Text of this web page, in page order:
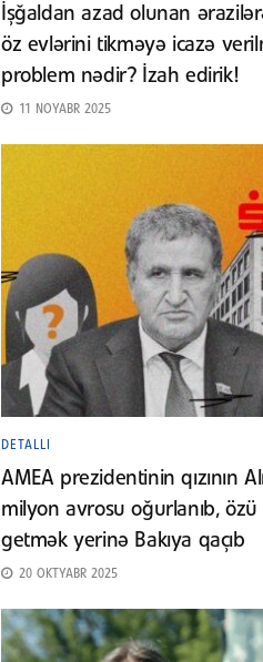
İşğaldan azad olunan
öz evlərini tikməyə icazə
problem nədir? İzah edirik!
11 NOYABR 2025
DETALLI
AMEA prezidentinin qızının
milyon avrosu oğurlanıb, özü
getmək yerinə Bakıya qaçıb
20 OKTYABR 2025